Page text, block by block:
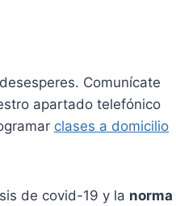
Comunícate
apartado telefónico
clases a domicilio
de covid-19 y la norma